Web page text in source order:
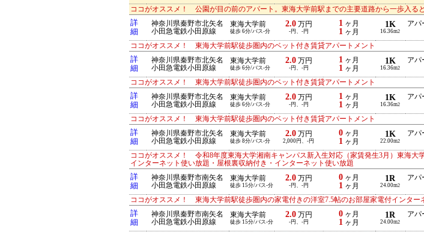
ココがオススメ！ 公園が目の前のアパート。東海大学前駅までの主要道路から一歩入る
詳
細
神奈川県秦野市北矢名
小田急電鉄小田原線
東海大学前
徒歩 6分/バス-分
2.0万円
-円、-円
1 ヶ月
1 ヶ月
1K
16.36m2
アパ
ココがオススメ！ 東海大学前駅徒歩圏内のベット付き賃貸アパートメント
詳
細
神奈川県秦野市北矢名
小田急電鉄小田原線
東海大学前
徒歩 6分/バス-分
2.0万円
-円、-円
1 ヶ月
1 ヶ月
1K
16.36m2
アパ
ココがオススメ！ 東海大学前駅徒歩圏内のベット付き賃貸アパートメント
詳
細
神奈川県秦野市北矢名
小田急電鉄小田原線
東海大学前
徒歩 6分/バス-分
2.0万円
-円、-円
1 ヶ月
1 ヶ月
1K
16.36m2
アパ
ココがオススメ！ 東海大学前駅徒歩圏内のベット付き賃貸アパートメント
詳
細
神奈川県秦野市北矢名
小田急電鉄小田原線
東海大学前
徒歩 8分/バス-分
2.0万円
2,000円、-円
0 ヶ月
1 ヶ月
1K
22.00m2
アパ
ココがオススメ！ 令和8年度東海大学湘南キャンパス新入生対応（家賃発生3月）東海大
インターネット使い放題・屋根裏収納付き・インターネット使い放題
詳
細
神奈川県秦野市南矢名
小田急電鉄小田原線
東海大学前
徒歩 15分/バス-分
2.0万円
-円、-円
0 ヶ月
1 ヶ月
1R
24.00m2
アパ
ココがオススメ！ 東海大学前駅徒歩圏内の家電付きの洋室7.5帖のお部屋家電付インター
詳
細
神奈川県秦野市南矢名
小田急電鉄小田原線
東海大学前
徒歩 15分/バス-分
2.0万円
-円、-円
0 ヶ月
1 ヶ月
1R
24.00m2
アパ